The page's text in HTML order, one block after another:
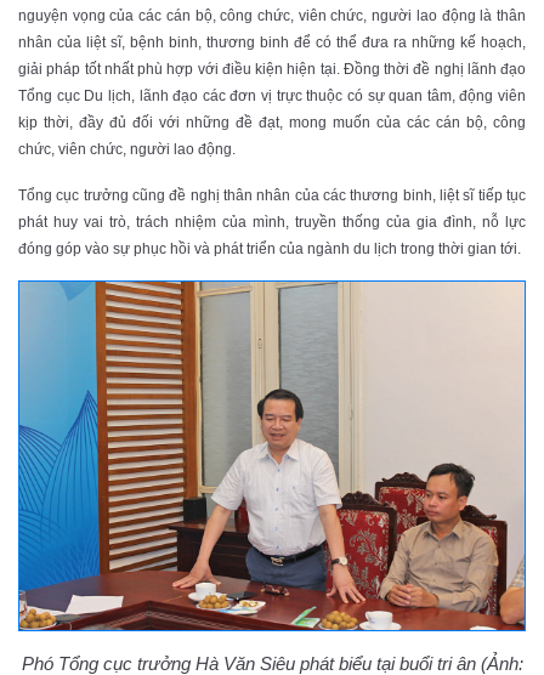
nguyện vọng của các cán bộ, công chức, viên chức, người lao động là thân
nhân của liệt sĩ, bệnh binh, thương binh để có thể đưa ra những kế hoạch,
giải pháp tốt nhất phù hợp với điều kiện hiện tại. Đồng thời đề nghị lãnh đạo
Tổng cục Du lịch, lãnh đạo các đơn vị trực thuộc có sự quan tâm, động viên
kịp thời, đầy đủ đối với những đề đạt, mong muốn của các cán bộ, công
chức, viên chức, người lao động.
Tổng cục trưởng cũng đề nghị thân nhân của các thương binh, liệt sĩ tiếp tục
phát huy vai trò, trách nhiệm của mình, truyền thống của gia đình, nỗ lực
đóng góp vào sự phục hồi và phát triển của ngành du lịch trong thời gian tới.
Phó Tổng cục trưởng Hà Văn Siêu phát biểu tại buổi tri ân (Ảnh: